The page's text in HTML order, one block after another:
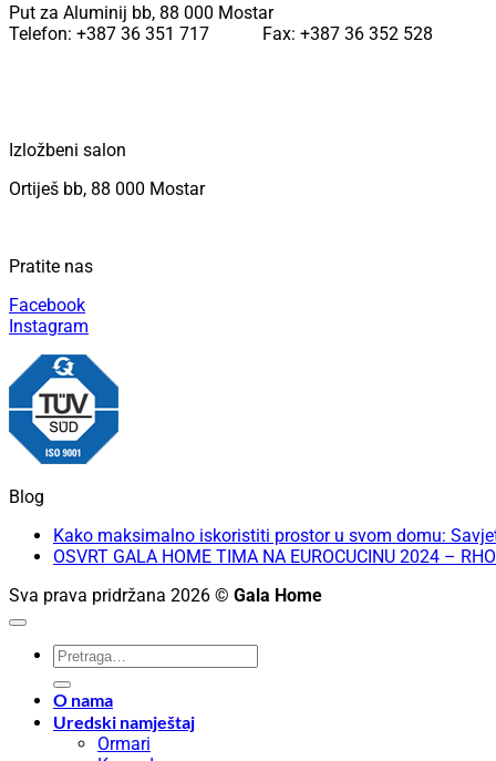
Put za Aluminij bb, 88 000 Mostar
Telefon: +387 36 351 717 Fax: +387 36 352 528
Izložbeni salon
Ortiješ bb, 88 000 Mostar
Pratite nas
Facebook
Instagram
Blog
Kako maksimalno iskoristiti prostor u svom domu:
OSVRT GALA HOME TIMA NA EUROCUCINU 2024 –
Sva prava pridržana 2026 © Gala Home
Pretraži:
O nama
Uredski namještaj
Ormari